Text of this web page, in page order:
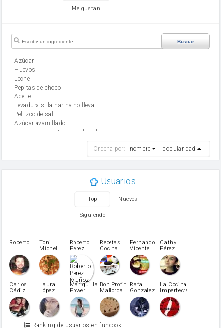
Me gustan
Buscar
Azúcar
huevos
leche
Pepitas de choco
aceite
Levadura si la harina no lleva
Pellizco de sal
Azúcar avainillado
Harina de reposteria con levadura
mantequilla
Harina para bizcocho
patatas
pimiento rojo
Pimentón
pimiento verde
miel
vino blanco
Azúcar glass
Azúcar moreno
Ordena por: nombre popularidad
Usuarios
Top Nuevos
Siguiendo
Roberto
Toni
Michel
Caubet
Roberto
Perez
Muñoz
Recetas
Cocina
Fernando
Vicente
Cathy
Pérez
Carlos
Cádiz
Laura
López
Martínez
Mariquilla
Power
Bon Profit
Mallorca
Rafa
Gonzalez
La Cocina
Imperfecta
Ranking de usuarios en funcook